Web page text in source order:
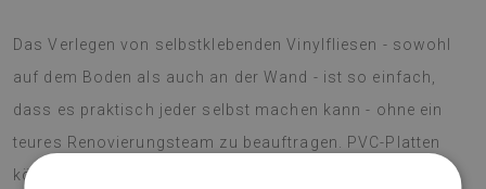
Das Verlegen von selbstklebenden Vinylfliesen - sowohl
auf dem Boden als auch an der Wand - ist so einfach,
dass es praktisch jeder selbst machen kann - ohne ein
teures Renovierungsteam zu beauftragen. PVC-Platten
können auf praktisch jeder Oberfläche angebracht